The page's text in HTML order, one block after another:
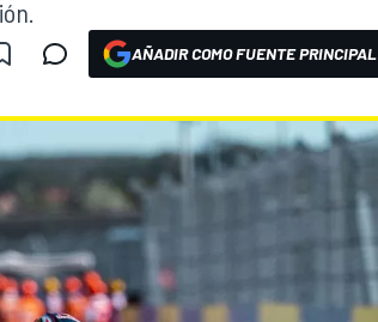
AÑADIR COMO FUENTE PRINCIPAL